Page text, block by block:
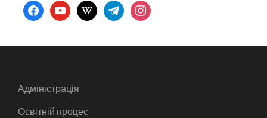
facebookyoutubewikipediatelegraminstagram
Адміністрація
Освітній процес